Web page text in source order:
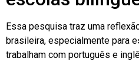
Essa pesquisa traz uma
brasileira, especialmente para
trabalham com português e